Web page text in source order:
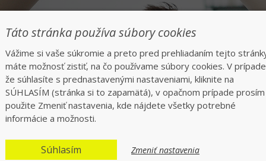
Táto stránka používa súbory cookies
Vážime si vaše súkromie a preto pred prehliadaním tejto
máte možnosť zistiť, na čo používame súbory cookies. V
že súhlasíte s prednastavenými nastaveniami, kliknite na
SÚHLASÍM (stránka si to zapamätá), v opačnom prípade prosím
použite Zmeniť nastavenia, kde nájdete všetky potrebné
informácie a možnosti.
Súhlasím Zmeniť nastavenia